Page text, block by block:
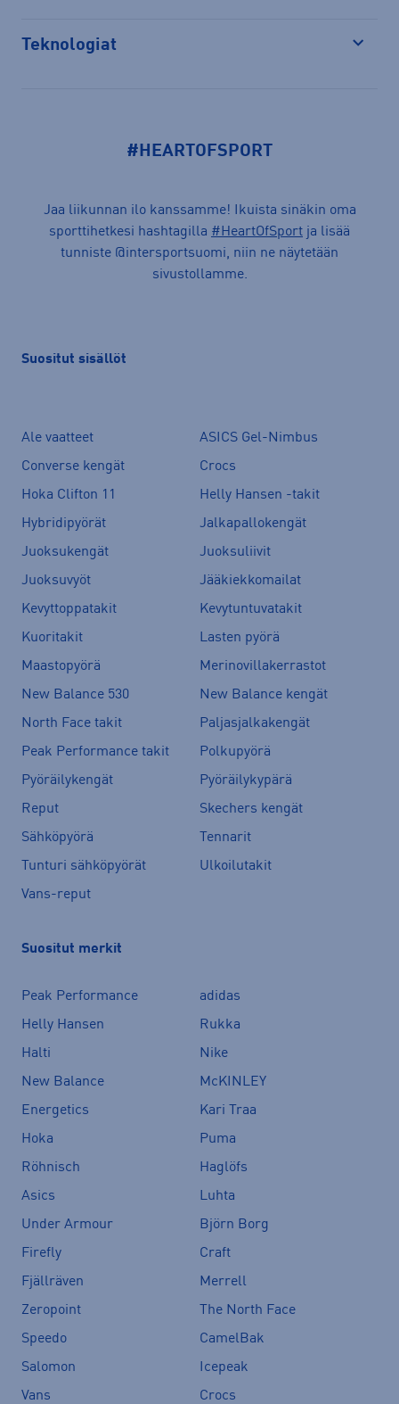
Teknologiat
#HEARTOFSPORT
Jaa liikunnan ilo kanssamme! Ikuista sinäkin oma
sporttihetkesi hashtagilla #HeartOfSport ja lisää
tunniste @intersportsuomi, niin ne näytetään
sivustollamme.
Suositut sisällöt
Ale vaatteet
ASICS Gel-Nimbus
Converse kengät
Crocs
Hoka Clifton 11
Helly Hansen -takit
Hybridipyörät
Jalkapallokengät
Juoksukengät
Juoksuliivit
Juoksuvyöt
Jääkiekkomailat
Kevyttoppatakit
Kevytuntuvatakit
Kuoritakit
Lasten pyörä
Maastopyörä
Merinovillakerrastot
New Balance 530
New Balance kengät
North Face takit
Paljasjalkakengät
Peak Performance takit
Polkupyörä
Pyöräilykengät
Pyöräilykypärä
Reput
Skechers kengät
Sähköpyörä
Tennarit
Tunturi sähköpyörät
Ulkoilutakit
Vans-reput
Suositut merkit
Peak Performance
adidas
Helly Hansen
Rukka
Halti
Nike
New Balance
McKINLEY
Energetics
Kari Traa
Hoka
Puma
Röhnisch
Haglöfs
Asics
Luhta
Under Armour
Björn Borg
Firefly
Craft
Fjällräven
Merrell
Zeropoint
The North Face
Speedo
CamelBak
Salomon
Icepeak
Vans
Crocs